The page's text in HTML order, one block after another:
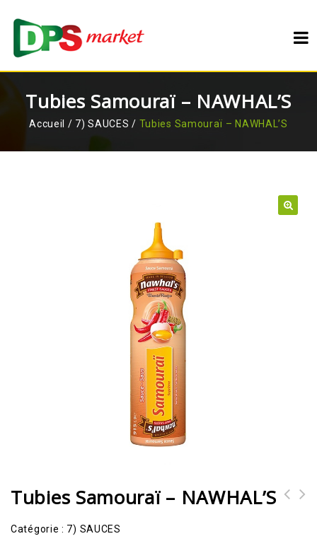
Tubies Samouraï – NAWHAL’S
Accueil / 7) SAUCES / Tubies Samouraï – NAWHAL’S
Tubies Samouraï – NAWHAL’S
Catégorie : 7) SAUCES